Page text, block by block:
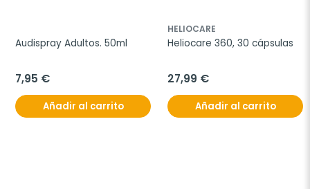
Audispray Adultos. 50ml
7,95 €
Añadir al carrito
HELIOCARE
Heliocare 360, 30 cápsulas
27,99 €
Añadir al carrito